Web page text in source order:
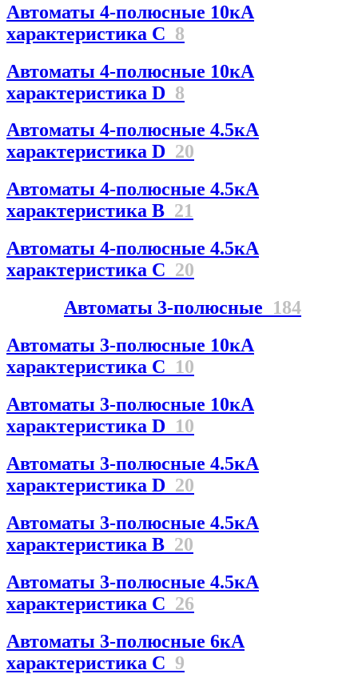
Автоматы 4-полюсные 10кА
характеристика C 8
Автоматы 4-полюсные 10кА
характеристика D 8
Автоматы 4-полюсные 4.5кА
характеристика D 20
Автоматы 4-полюсные 4.5кА
характеристика В 21
Автоматы 4-полюсные 4.5кА
характеристика С 20
Автоматы 3-полюсные 184
Автоматы 3-полюсные 10кА
характеристика C 10
Автоматы 3-полюсные 10кА
характеристика D 10
Автоматы 3-полюсные 4.5кА
характеристика D 20
Автоматы 3-полюсные 4.5кА
характеристика В 20
Автоматы 3-полюсные 4.5кА
характеристика С 26
Автоматы 3-полюсные 6кА
характеристика C 9